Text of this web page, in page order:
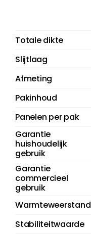
Totale dikte
Slijtlaag
Afmeting
Pakinhoud
Panelen per pak
Garantie
huishoudelijk
gebruik
Garantie
commercieel
gebruik
Warmteweerstand
Stabiliteitwaarde